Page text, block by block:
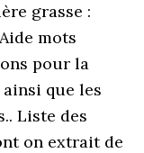
grasse :
mots
pour la
que les
Liste des
on extrait de